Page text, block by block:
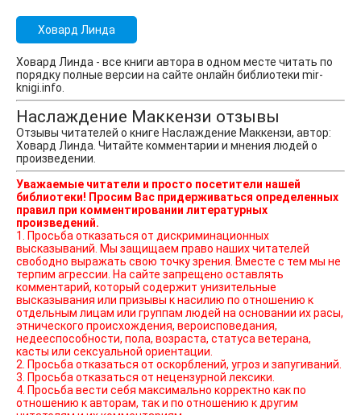
Ховард Линда
Ховард Линда - все книги автора в одном месте читать по
порядку полные версии на сайте онлайн библиотеки mir-
knigi.info.
Наслаждение Маккензи отзывы
Отзывы читателей о книге Наслаждение Маккензи, автор:
Ховард Линда. Читайте комментарии и мнения людей о
произведении.
Уважаемые читатели и просто посетители нашей
библиотеки! Просим Вас придерживаться определенных
правил при комментировании литературных
произведений.
1. Просьба отказаться от дискриминационных
высказываний. Мы защищаем право наших читателей
свободно выражать свою точку зрения. Вместе с тем мы не
терпим агрессии. На сайте запрещено оставлять
комментарий, который содержит унизительные
высказывания или призывы к насилию по отношению к
отдельным лицам или группам людей на основании их расы,
этнического происхождения, вероисповедания,
недееспособности, пола, возраста, статуса ветерана,
касты или сексуальной ориентации.
2. Просьба отказаться от оскорблений, угроз и запугиваний.
3. Просьба отказаться от нецензурной лексики.
4. Просьба вести себя максимально корректно как по
отношению к авторам, так и по отношению к другим